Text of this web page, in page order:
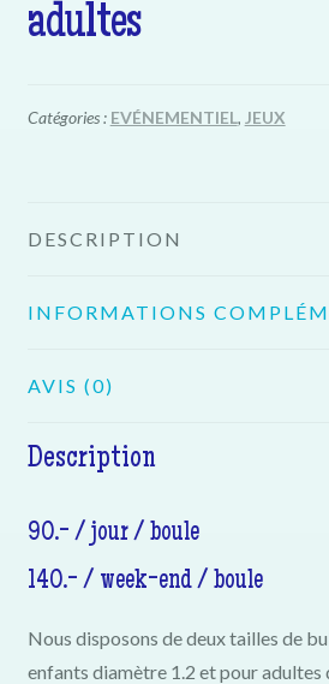
adultes
Catégories : EVÉNEMENTIEL, JEUX
DESCRIPTION
INFORMATIONS
AVIS (0)
Description
90.- / jour / boule
140.- / week-end / boule
Nous disposons de deux tailles de
enfants diamètre 1.2 et pour adultes